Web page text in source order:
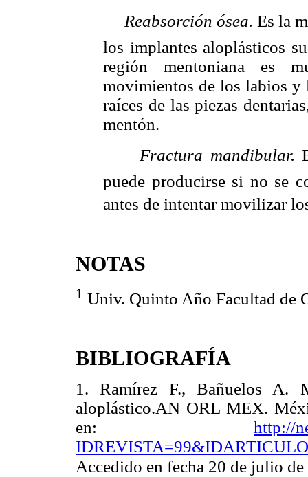
Reabsorción ósea.Es la
los implantes aloplásticos
región mentoniana es
movimientos de los labios y
raíces de las piezas
mentón.
Fractura mandibular.
puede producirse si no se
antes de intentar movilizar
NOTAS
1 Univ. Quinto Año Facultad de
BIBLIOGRAFÍA
1. Ramírez F., Bañuelos A.
aloplástico.AN ORL MEX.
en: http://
Accedido en fecha 20 de julio